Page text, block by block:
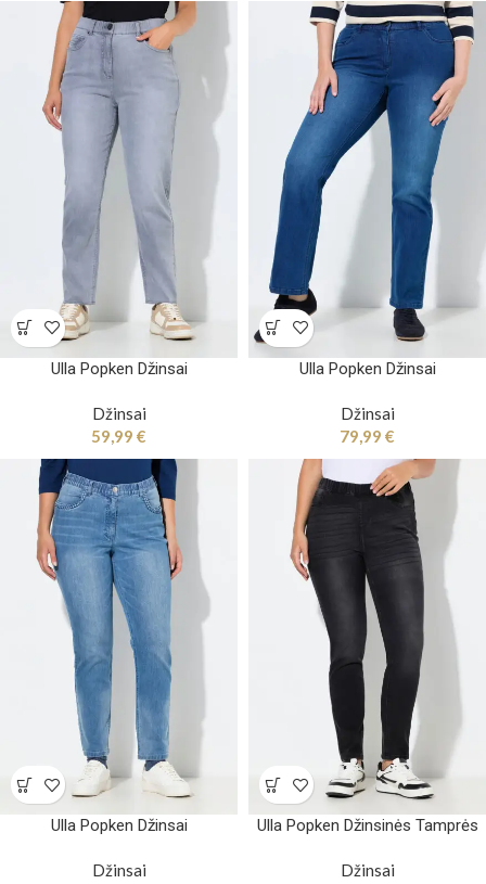
Ulla Popken Džinsai
Džinsai
59,99 €
Ulla Popken Džinsai
Džinsai
79,99 €
Ulla Popken Džinsai
Džinsai
Ulla Popken Džinsinės Tamprės
Džinsai